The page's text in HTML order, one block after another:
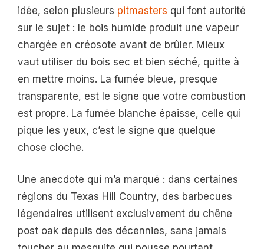
idée, selon plusieurs pitmasters qui font autorité
sur le sujet : le bois humide produit une vapeur
chargée en créosote avant de brûler. Mieux
vaut utiliser du bois sec et bien séché, quitte à
en mettre moins. La fumée bleue, presque
transparente, est le signe que votre combustion
est propre. La fumée blanche épaisse, celle qui
pique les yeux, c’est le signe que quelque
chose cloche.
Une anecdote qui m’a marqué : dans certaines
régions du Texas Hill Country, des barbecues
légendaires utilisent exclusivement du chêne
post oak depuis des décennies, sans jamais